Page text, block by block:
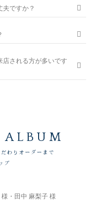
ングと銀座ダイヤモンド
を何度でもお受けできる
舗にてご提供しておりま
の店舗へお気軽にご相談く
保証内容＞
補修」「店頭クリーニン
エリーコート加工」「レ
ですか？
グ）を試着頂いたお客様
ゼントしております。
料駐車券発行
時が対象となります
される方が多いです
お車や電車でご来店いた
わりオーダーまで
プ
・田中 麻梨子 様